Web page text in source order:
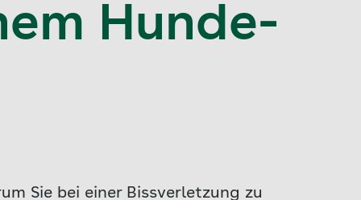
Hunde-
Sie bei einer Bissverletzung zu